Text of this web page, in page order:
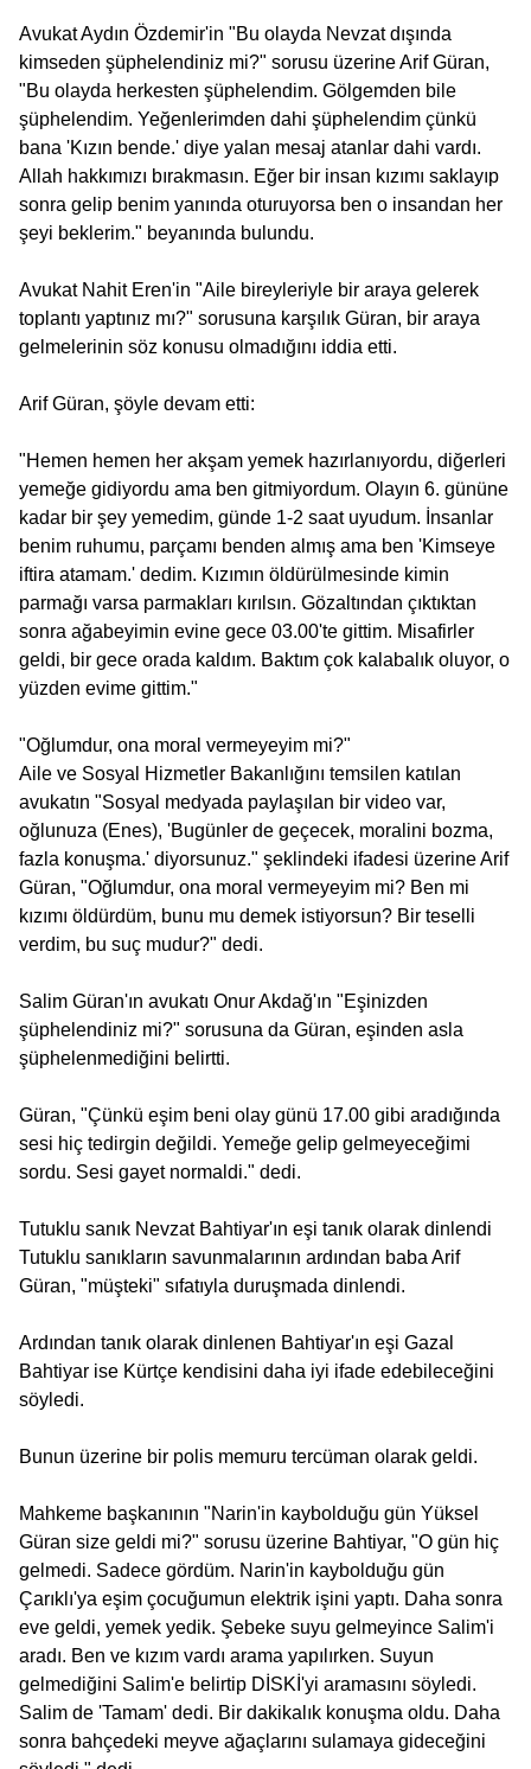
Avukat Aydın Özdemir'in "Bu olayda Nevzat dışında
kimseden şüphelendiniz mi?" sorusu üzerine Arif Güran,
"Bu olayda herkesten şüphelendim. Gölgemden bile
şüphelendim. Yeğenlerimden dahi şüphelendim çünkü
bana 'Kızın bende.' diye yalan mesaj atanlar dahi vardı.
Allah hakkımızı bırakmasın. Eğer bir insan kızımı saklayıp
sonra gelip benim yanında oturuyorsa ben o insandan her
şeyi beklerim." beyanında bulundu.
Avukat Nahit Eren'in "Aile bireyleriyle bir araya gelerek
toplantı yaptınız mı?" sorusuna karşılık Güran, bir araya
gelmelerinin söz konusu olmadığını iddia etti.
Arif Güran, şöyle devam etti:
"Hemen hemen her akşam yemek hazırlanıyordu, diğerleri
yemeğe gidiyordu ama ben gitmiyordum. Olayın 6. gününe
kadar bir şey yemedim, günde 1-2 saat uyudum. İnsanlar
benim ruhumu, parçamı benden almış ama ben 'Kimseye
iftira atamam.' dedim. Kızımın öldürülmesinde kimin
parmağı varsa parmakları kırılsın. Gözaltından çıktıktan
sonra ağabeyimin evine gece 03.00'te gittim. Misafirler
geldi, bir gece orada kaldım. Baktım çok kalabalık oluyor, o
yüzden evime gittim."
"Oğlumdur, ona moral vermeyeyim mi?"
Aile ve Sosyal Hizmetler Bakanlığını temsilen katılan
avukatın "Sosyal medyada paylaşılan bir video var,
oğlunuza (Enes), 'Bugünler de geçecek, moralini bozma,
fazla konuşma.' diyorsunuz." şeklindeki ifadesi üzerine Arif
Güran, "Oğlumdur, ona moral vermeyeyim mi? Ben mi
kızımı öldürdüm, bunu mu demek istiyorsun? Bir teselli
verdim, bu suç mudur?" dedi.
Salim Güran'ın avukatı Onur Akdağ'ın "Eşinizden
şüphelendiniz mi?" sorusuna da Güran, eşinden asla
şüphelenmediğini belirtti.
Güran, "Çünkü eşim beni olay günü 17.00 gibi aradığında
sesi hiç tedirgin değildi. Yemeğe gelip gelmeyeceğimi
sordu. Sesi gayet normaldi." dedi.
Tutuklu sanık Nevzat Bahtiyar'ın eşi tanık olarak dinlendi
Tutuklu sanıkların savunmalarının ardından baba Arif
Güran, "müşteki" sıfatıyla duruşmada dinlendi.
Ardından tanık olarak dinlenen Bahtiyar'ın eşi Gazal
Bahtiyar ise Kürtçe kendisini daha iyi ifade edebileceğini
söyledi.
Bunun üzerine bir polis memuru tercüman olarak geldi.
Mahkeme başkanının "Narin'in kaybolduğu gün Yüksel
Güran size geldi mi?" sorusu üzerine Bahtiyar, "O gün hiç
gelmedi. Sadece gördüm. Narin'in kaybolduğu gün
Çarıklı'ya eşim çocuğumun elektrik işini yaptı. Daha sonra
eve geldi, yemek yedik. Şebeke suyu gelmeyince Salim'i
aradı. Ben ve kızım vardı arama yapılırken. Suyun
gelmediğini Salim'e belirtip DİSKİ'yi aramasını söyledi.
Salim de 'Tamam' dedi. Bir dakikalık konuşma oldu. Daha
sonra bahçedeki meyve ağaçlarını sulamaya gideceğini